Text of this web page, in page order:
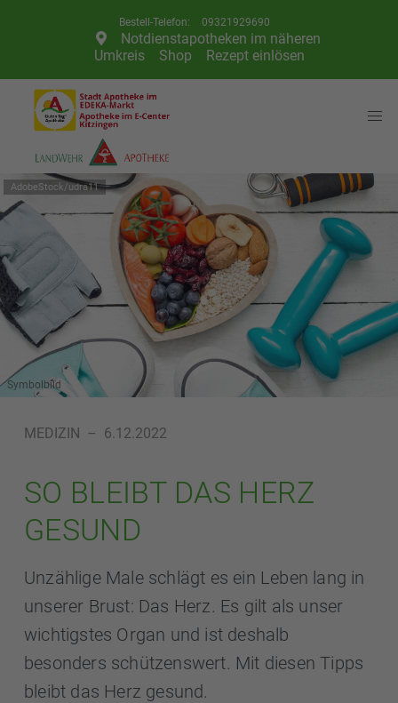
Telefon: 09321929690
Notdienstapotheken im näheren
Umkreis
Shop Rezept einlösen
AdobeStock/udra11
Symbolbild
MEDIZIN – 6.12.2022
SO BLEIBT DAS HERZ
GESUND
Unzählige Male schlägt es ein Leben lang in
unserer Brust: Das Herz. Es gilt als unser
wichtigstes Organ und ist deshalb
besonders schützenswert. Mit diesen Tipps
bleibt das Herz gesund.